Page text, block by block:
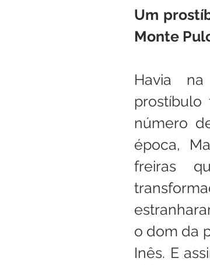
Um
Monte
Havia
prostíbulo
número
época,
freiras
o dom da
Inês. E